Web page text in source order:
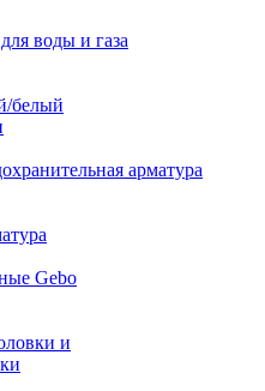
воды и газа
белый
арматура
Gebo
и